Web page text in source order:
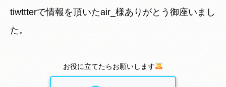
tiwttterで情報を頂いたair_様ありがとう御座いまし
た。
お役に立てたらお願いします